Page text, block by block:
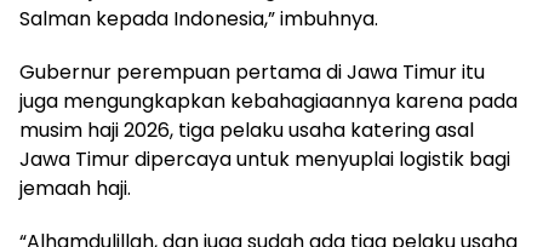
Salman kepada Indonesia,” imbuhnya.
Gubernur perempuan pertama di Jawa Timur itu
juga mengungkapkan kebahagiaannya karena pada
musim haji 2026, tiga pelaku usaha katering asal
Jawa Timur dipercaya untuk menyuplai logistik bagi
jemaah haji.
“Alhamdulillah, dan juga sudah ada tiga pelaku usaha